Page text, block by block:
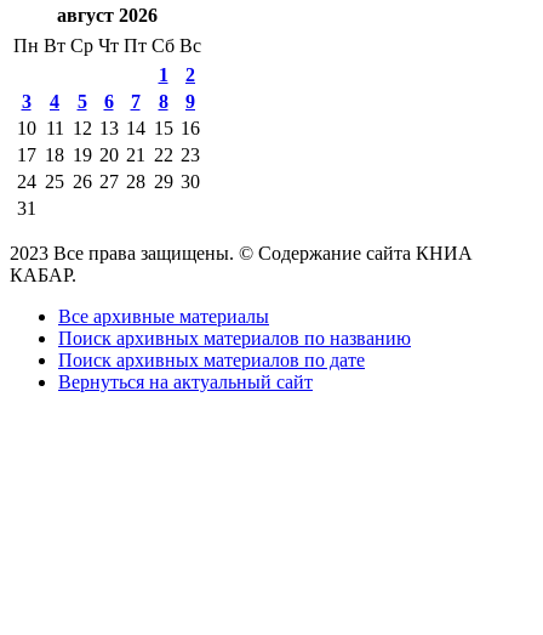
август 2026
Пн Вт Ср Чт Пт Сб Вс
1
2
3
4 5 6 7 8
9
10 11 12 13 14 15 16
17 18 19 20 21 22 23
24 25 26 27 28 29 30
31
2023 Все права защищены. © Содержание сайта КНИА
КАБАР.
Все архивные материалы
Поиск архивных материалов по названию
Поиск архивных материалов по дате
Вернуться на актуальный сайт